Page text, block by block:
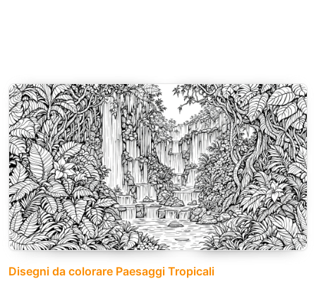
Disegni da colorare Paesaggi Tropicali